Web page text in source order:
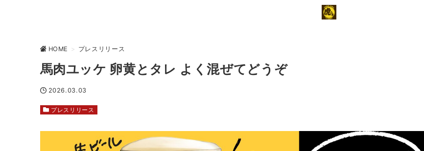
HOME > プレスリリース
馬肉ユッケ 卵黄とタレ よく混ぜてどうぞ
2026.03.03
プレスリリース